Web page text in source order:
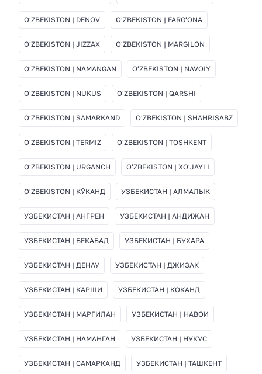
OʻZBEKISTON | DENOV OʻZBEKISTON | FARGʻONA
OʻZBEKISTON | JIZZAX OʻZBEKISTON | MARGILON
OʻZBEKISTON | NAMANGAN OʻZBEKISTON | NAVOIY
OʻZBEKISTON | NUKUS OʻZBEKISTON | QARSHI
OʻZBEKISTON | SAMARKAND OʻZBEKISTON | SHAHRISABZ
OʻZBEKISTON | TERMIZ OʻZBEKISTON | TOSHKENT
OʻZBEKISTON | URGANCH OʻZBEKISTON | XOʻJAYLI
OʻZBEKISTON | КЎКАНД УЗБЕКИСТАН | АЛМАЛЫК
УЗБЕКИСТАН | АНГРЕН УЗБЕКИСТАН | АНДИЖАН
УЗБЕКИСТАН | БЕКАБАД УЗБЕКИСТАН | БУХАРА
УЗБЕКИСТАН | ДЕНАУ УЗБЕКИСТАН | ДЖИЗАК
УЗБЕКИСТАН | КАРШИ УЗБЕКИСТАН | КОКАНД
УЗБЕКИСТАН | МАРГИЛАН УЗБЕКИСТАН | НАВОИ
УЗБЕКИСТАН | НАМАНГАН УЗБЕКИСТАН | НУКУС
УЗБЕКИСТАН | САМАРКАНД УЗБЕКИСТАН | ТАШКЕНТ